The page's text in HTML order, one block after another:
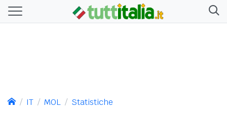
IT MOL Statistiche